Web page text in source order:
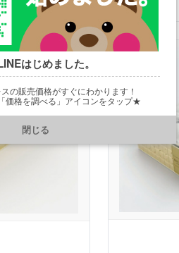
はじめました。
の販売価格がすぐにわかります！
価格を調べる」アイコンをタップ★
line.me/R/ti/p/@901ptzjz
閉じる